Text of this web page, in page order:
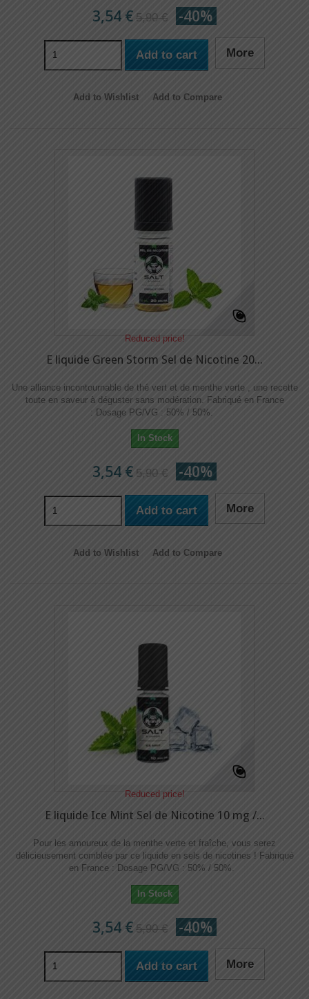
3,54 € 5,90 € -40%
Add to cart More
Add to Wishlist Add to Compare
Reduced price!
E liquide Green Storm Sel de Nicotine 20...
Une alliance incontournable de thé vert et de menthe verte , une recette
toute en saveur à déguster sans modération. Fabriqué en France
: Dosage PG/VG : 50% / 50%.
In Stock
3,54 € 5,90 € -40%
Add to cart More
Add to Wishlist Add to Compare
Reduced price!
E liquide Ice Mint Sel de Nicotine 10 mg /...
Pour les amoureux de la menthe verte et fraîche, vous serez
délicieusement comblée par ce liquide en sels de nicotines ! Fabriqué
en France : Dosage PG/VG : 50% / 50%.
In Stock
3,54 € 5,90 € -40%
Add to cart More